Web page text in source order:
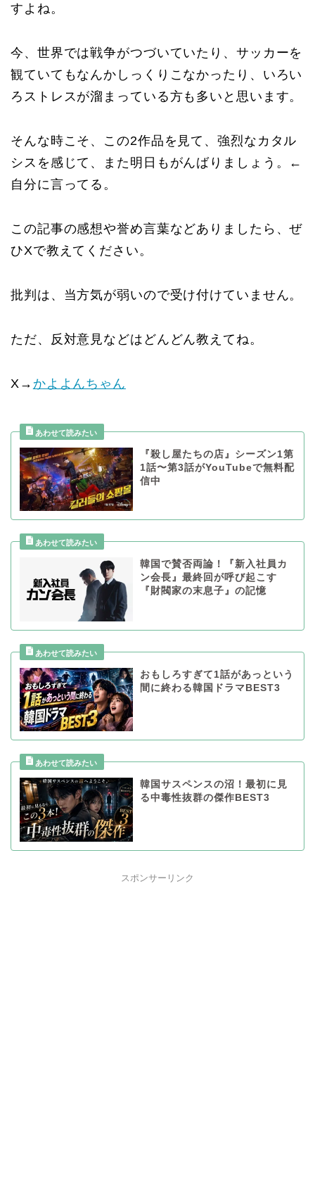
すよね。
今、世界では戦争がつづいていたり、サッカーを
観ていてもなんかしっくりこなかったり、いろい
ろストレスが溜まっている方も多いと思います。
そんな時こそ、この2作品を見て、強烈なカタル
シスを感じて、また明日もがんばりましょう。←
自分に言ってる。
この記事の感想や誉め言葉などありましたら、ぜ
ひXで教えてください。
批判は、当方気が弱いので受け付けていません。
ただ、反対意見などはどんどん教えてね。
X→ かよよんちゃん
『殺し屋たちの店』シーズン1第
1話〜第3話がYouTubeで無料配
信中
韓国で賛否両論！『新入社員カ
ン会長』最終回が呼び起こす
『財閥家の末息子』の記憶
おもしろすぎて1話があっという
間に終わる韓国ドラマBEST3
韓国サスペンスの沼！最初に見
る中毒性抜群の傑作BEST3
スポンサーリンク